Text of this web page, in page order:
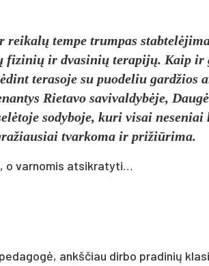
rei­kalų tem­pe trum­pas
fi­zi­nių ir dva­si­nių te­ra­pijų. Kaip ir
te­ra­so­je su puo­de­liu gard­žios
Rie­ta­vo sa­vi­val­dybė­je,
so­dy­bo­je, ku­ri vi­sai
tvar­ko­ma ir pri­žiū­ri­ma.
o varnomis atsikratyti…
ankš­čiau dir­bo pra­di­nių